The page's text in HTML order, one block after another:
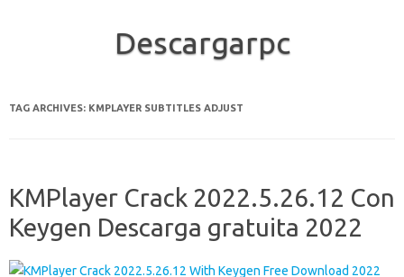
Descargarpc
TAG ARCHIVES: KMPLAYER SUBTITLES ADJUST
KMPlayer Crack 2022.5.26.12 Con
Keygen Descarga gratuita 2022